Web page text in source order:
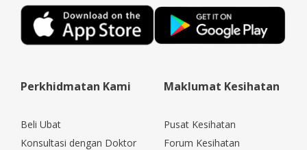
Perkhidmatan Kami
Beli Ubat
Konsultasi dengan Doktor
Maklumat Kesihatan
Pusat Kesihatan
Forum Kesihatan